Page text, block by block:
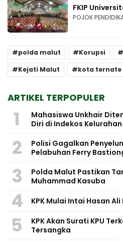
FKIP
POJOK
polda malut Korupsi
Kejati Malut
kota ternate
ARTIKEL TERPOPULER
1
Mahasiswa Unkhair
Diri di Indekos
2
Polisi Gagalkan
Pelabuhan Ferry
3
Polda Malut Pastikan
Muhammad Kasuba
4 KPK Mulai Intai Hasan
5
KPK Akan Surati KPU
Tersangka